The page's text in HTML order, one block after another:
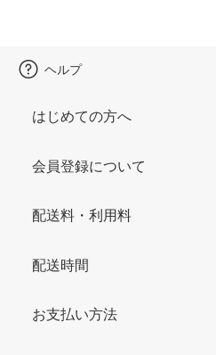
ヘルプ
はじめての方へ
会員登録について
配送料・利用料
配送時間
お支払い方法